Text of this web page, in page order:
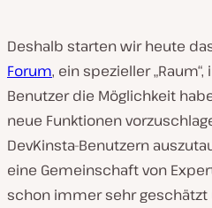
Deshalb starten wir heute
Forum, ein spezieller
Benutzer die Möglichkeit
neue Funktionen
DevKinsta-Benutzern
eine Gemeinschaft von
schon immer sehr